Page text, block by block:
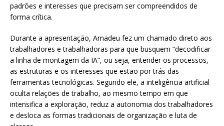
padrões e interesses que precisam ser compreendidos de
forma crítica.
Durante a apresentação, Amadeu fez um chamado direto aos
trabalhadores e trabalhadoras para que busquem “decodificar
a linha de montagem da IA”, ou seja, entender os processos,
as estruturas e os interesses que estão por trás das
ferramentas tecnológicas. Segundo ele, a inteligência artificial
oculta relações de trabalho, ao mesmo tempo em que
intensifica a exploração, reduz a autonomia dos trabalhadores
e desloca as formas tradicionais de organização e luta de